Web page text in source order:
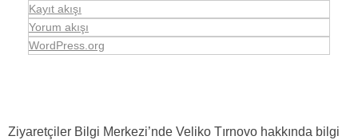
Kayıt akışı
Yorum akışı
WordPress.org
Ziyaretçiler Bilgi Merkezi’nde Veliko Tırnovo hakkında bilgi